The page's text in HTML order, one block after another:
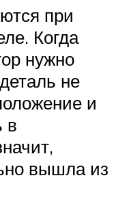
при
Когда
нужно
не
и
в
вышла из